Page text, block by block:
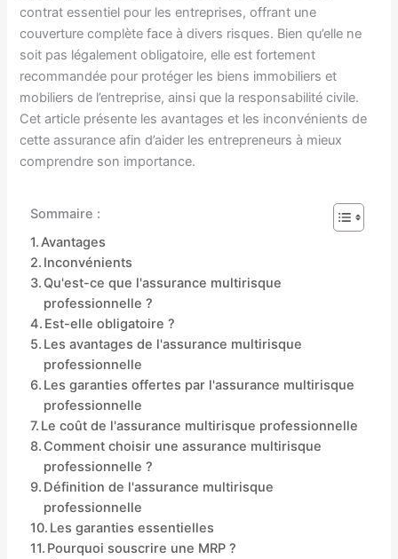
contrat essentiel pour les entreprises, offrant une
couverture complète face à divers risques. Bien qu’elle ne
soit pas légalement obligatoire, elle est fortement
recommandée pour protéger les biens immobiliers et
mobiliers de l’entreprise, ainsi que la responsabilité civile.
Cet article présente les avantages et les inconvénients de
cette assurance afin d’aider les entrepreneurs à mieux
comprendre son importance.
Sommaire :
Avantages
Inconvénients
Qu'est-ce que l'assurance multirisque
professionnelle ?
Est-elle obligatoire ?
Les avantages de l'assurance multirisque
professionnelle
Les garanties offertes par l'assurance multirisque
professionnelle
Le coût de l'assurance multirisque professionnelle
Comment choisir une assurance multirisque
professionnelle ?
Définition de l'assurance multirisque
professionnelle
Les garanties essentielles
Pourquoi souscrire une MRP ?